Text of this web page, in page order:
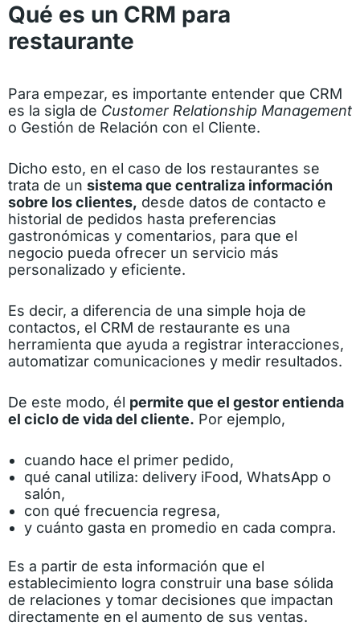
Qué es un CRM para
restaurante
Para empezar, es importante entender que CRM
es la sigla de Customer Relationship Management
o Gestión de Relación con el Cliente.
Dicho esto, en el caso de los restaurantes se
trata de un sistema que centraliza información
sobre los clientes, desde datos de contacto e
historial de pedidos hasta preferencias
gastronómicas y comentarios, para que el
negocio pueda ofrecer un servicio más
personalizado y eficiente.
Es decir, a diferencia de una simple hoja de
contactos, el CRM de restaurante es una
herramienta que ayuda a registrar interacciones,
automatizar comunicaciones y medir resultados.
De este modo, él permite que el gestor entienda
el ciclo de vida del cliente. Por ejemplo,
cuando hace el primer pedido,
qué canal utiliza: delivery iFood, WhatsApp o
salón,
con qué frecuencia regresa,
y cuánto gasta en promedio en cada compra.
Es a partir de esta información que el
establecimiento logra construir una base sólida
de relaciones y tomar decisiones que impactan
directamente en el aumento de sus ventas.